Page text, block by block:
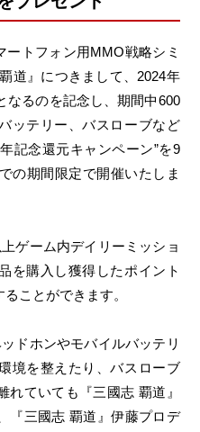
トフォン用MMO戦略シミ
道』につきまして、2024年
なるのを記念し、期間中600
ッテリー、バスローブなど
記念還元キャンペーン”を9
の期間限定で開催いたしま
ゲーム内デイリーミッショ
を購入し獲得したポイント
ことができます。
ドホンやモバイルバッテリ
境を整えたり、バスローブ
ていても『三國志 覇道』
『三國志 覇道』伊藤プロデ